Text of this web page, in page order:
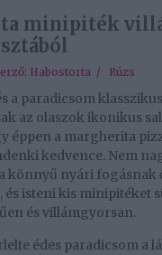
minipiték
Habostorta / Rúzs
a paradicsom
az olaszok ikonikus
éppen a margherita
kedvence. Nem
könnyű nyári fogásnak
és isteni kis minipitéket
és villámgyorsan.
édes paradicsom a